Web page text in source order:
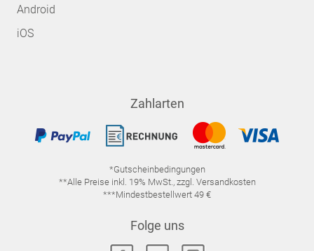
Android
iOS
Zahlarten
*Gutscheinbedingungen
**Alle Preise inkl. 19% MwSt., zzgl. Versandkosten
***Mindestbestellwert 49 €
Folge uns